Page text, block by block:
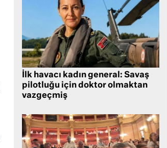
İlk havacı kadın general: Savaş
pilotluğu için doktor olmaktan
vazgeçmiş